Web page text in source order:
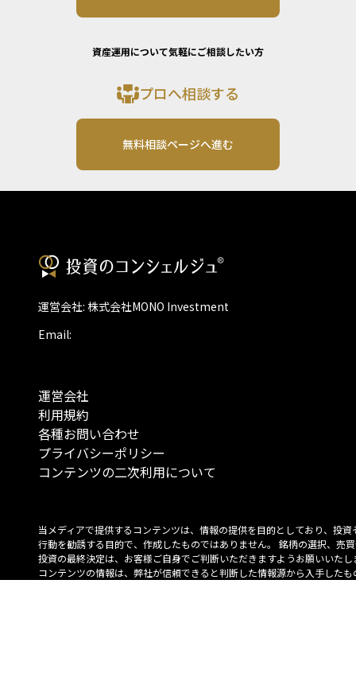
資産運用について気軽にご相談したい方
プロへ相談する
無料相談ページへ進む
運営会社: 株式会社MONO Investment
Email:
運営会社
利用規約
各種お問い合わせ
プライバシーポリシー
コンテンツの二次利用について
当メディアで提供するコンテンツは、情報の提供を目的としており、投資
行動を勧誘する目的で、作成したものではありません。 銘柄の選択、売
投資の最終決定は、お客様ご自身でご判断いただきますようお願いいたし
コンテンツの情報は、弊社が信頼できると判断した情報源から入手したも